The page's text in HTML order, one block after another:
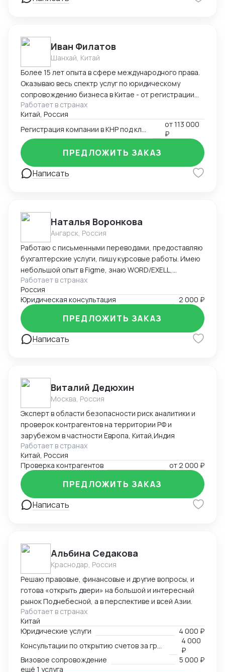
Иван Филатов
Шанхай, Китай
Более 15 лет опыта в сфере международного права.
Оказываю весь спектр услуг по юридическому
сопровождению бизнеса в Китае - от регистрации
компании с участием граждан России и получения
разрешения на работу, миграции бизнеса, открытия
счетов в местном банке, оформления приглашений
на въезд до взаимодействия с госорганами и
службами в Китае, проверки контрагентов до
подготовки и совершения сделок и абонентского
обслуживания бизнеса.
Работает в странах
Китай, Россия
от113 000
₽
Написать
ПРЕДЛОЖИТЬ ЗАКАЗ
Наталья Воронкова
Ангарск, Россия
Работаю с письменными переводами, предоставляю
бухгалтерские услуги, пишу курсовые работы. Имею
небольшой опыт в Figme, знаю WORD/EXELL,
составляю и редактирую таблицы. Рассматриваю
подработку, рассмотрю Ваши варианты.
Работает в странах
Россия
Юридическая консультация
2 000 ₽
Написать
ПРЕДЛОЖИТЬ ЗАКАЗ
Виталий Дедюхин
Москва, Россия
Эксперт в области безопасности риск аналитики и
проверок контрагентов на территории РФ и
зарубежом в частности Европа, Китай,Индия
Работает в странах
Китай, Россия
Проверка контрагентов
от2 000 ₽
Написать
ПРЕДЛОЖИТЬ ЗАКАЗ
Альбина Седакова
Краснодар, Россия
Решаю правовые, финансовые и другие вопросы, и
готова «открыть двери» на большой и интересный
рынок Поднебесной, а в перспективе и всей Азии.
Работает в странах
Китай
Юридические услуги
4 000 ₽
4 000
₽
Визовое сопровождение
5 000 ₽
ещё 1 услуга